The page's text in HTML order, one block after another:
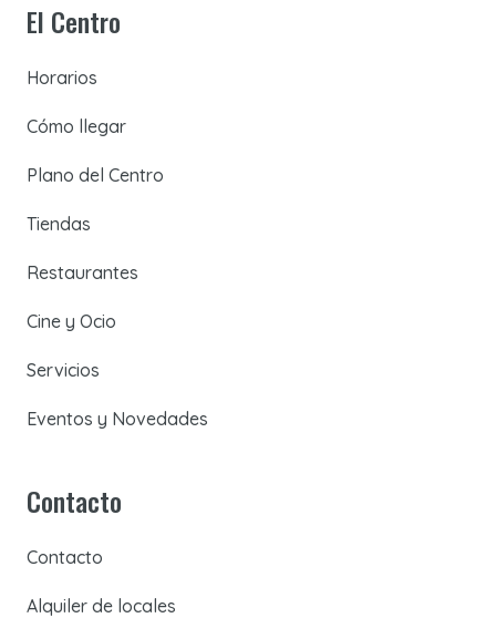
El Centro
Horarios
Cómo llegar
Plano del Centro
Tiendas
Restaurantes
Cine y Ocio
Servicios
Eventos y Novedades
Contacto
Contacto
Alquiler de locales